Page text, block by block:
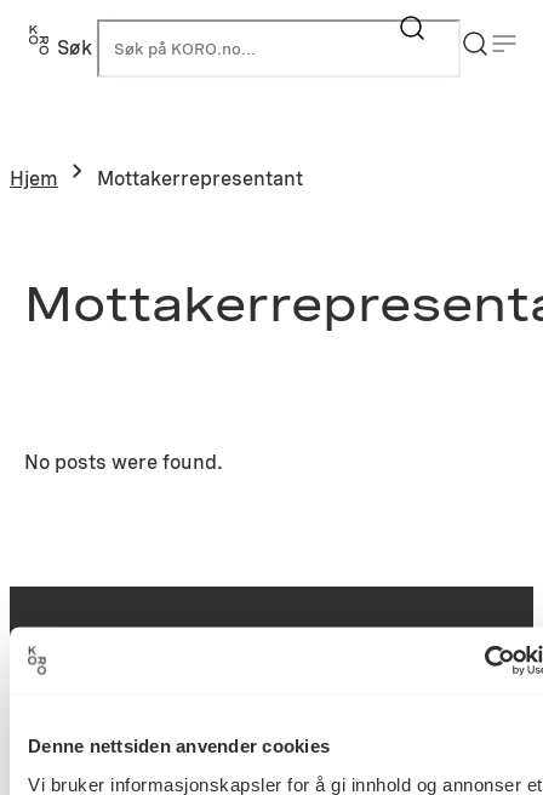
Denne nettsiden anvender cookies
Vi bruker informasjonskapsler for å gi innhold og annonser et
Hopp
Søk
Hjem Mottakerrepresentant
No posts were found.